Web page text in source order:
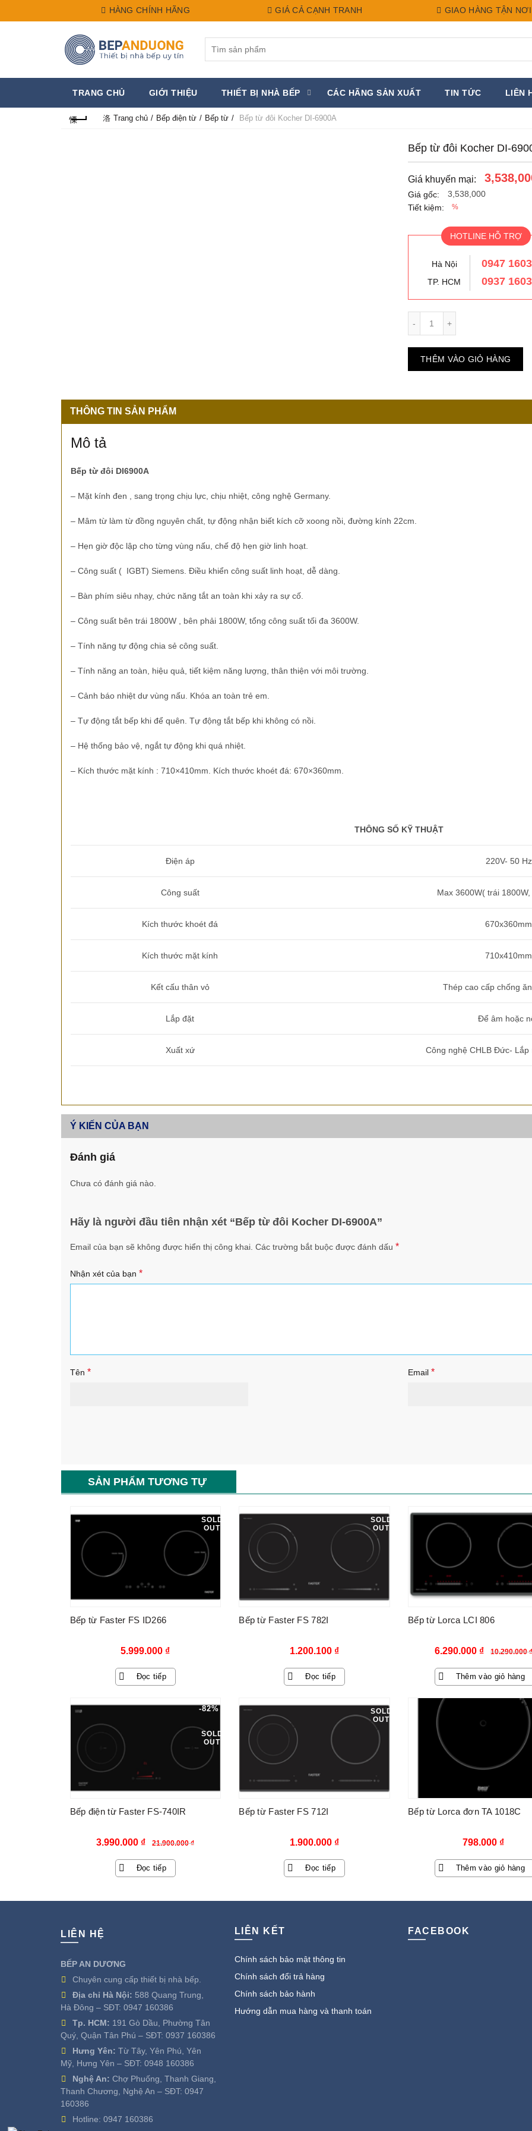
HÀNG CHÍNH HÃNG GIÁ CẢ CẠNH TRANH GIAO HÀNG TẬN NƠI
TRANG CHỦ GIỚI THIỆU THIẾT BỊ NHÀ BẾP CÁC HÃNG SẢN XUẤT TIN TỨC LIÊN
Trang chủ Bếp điện từ Bếp từ Bếp từ đôi Kocher DI-6900A
Bếp từ đôi Kocher DI-
Giá khuyến mại:
Giá gốc:
3,538,000
Tiết kiệm:
%
HOTLINE HỖ TRỢ
Hà Nội 0947
TP. HCM 0937
THÊM VÀO GIỎ HÀNG
THÔNG TIN SẢN PHẨM
Mô tả
Bếp từ đôi DI6900A
– Mặt kính đen , sang trọng chịu lực, chịu nhiệt, công nghệ Germany.
– Mâm từ làm từ đồng nguyên chất, tự động nhận biết kích cỡ xoong nồi, đường kính 22cm.
– Hẹn giờ độc lập cho từng vùng nấu, chế độ hẹn giờ linh hoạt.
– Công suất ( IGBT) Siemens. Điều khiển công suất linh hoạt, dễ dàng.
– Bàn phím siêu nhạy, chức năng tắt an toàn khi xảy ra sự cố.
– Công suất bên trái 1800W , bên phải 1800W, tổng công suất tối đa 3600W.
– Tính năng tự động chia sẻ công suất.
– Tính năng an toàn, hiệu quả, tiết kiệm năng lượng, thân thiện với môi trường.
– Cảnh báo nhiệt dư vùng nấu. Khóa an toàn trẻ em.
– Tự động tắt bếp khi để quên. Tự động tắt bếp khi không có nồi.
– Hệ thống bảo vệ, ngắt tự động khi quá nhiệt.
– Kích thước mặt kính : 710×410mm. Kích thước khoét đá: 670×360mm.
THÔNG SỐ KỸ THUẬT
Điện áp 220V- 50 Hz
Công suất Max 3600W( trái
Kích thước khoét đá 670x360mm
Kích thước mặt kính 710x410mm
Kết cấu thân vỏ Thép cao cấp chống
Lắp đặt Để âm hoặc
Xuất xứ Công nghệ CHLB Đức- Lắp
Ý KIẾN CỦA BẠN
Đánh giá
Chưa có đánh giá nào.
Hãy là người đầu tiên nhận xét “Bếp từ đôi Kocher DI-6900A”
Email của bạn sẽ không được hiển thị công khai. Các trường bắt buộc được đánh dấu *
Nhận xét của bạn *
Tên * Email *
SẢN PHẨM TƯƠNG TỰ
SOLD
OUT
Bếp từ Faster FS ID266
5.999.000 ₫
Đọc tiếp
SOLD
OUT
Bếp từ Faster FS 782I
1.200.100 ₫
Đọc tiếp
Bếp từ Lorca LCI 806
10.290.000₫
Giá
gốc
là:
6.290.000 ₫
Giá
hiện
tại
6.290.000
Thêm vào giỏ hàng
-82%
SOLD
OUT
Bếp điện từ Faster FS-740IR
21.900.000₫
Giá
gốc
là:
21.900.000 ₫.
3.990.000 ₫
Giá
hiện
tại
là:
Đọc tiếp
SOLD
OUT
Bếp từ Faster FS 712I
1.900.000 ₫
Đọc tiếp
Bếp từ Lorca đơn TA 1018C
798.000 ₫
Thêm vào giỏ hàng
LIÊN HỆ
BẾP AN DƯƠNG
Chuyên cung cấp thiết bị nhà bếp.
Địa chỉ Hà Nội: 588 Quang Trung,
Hà Đông – SĐT: 0947 160386
Tp. HCM: 191 Gò Dầu, Phường Tân
Quý, Quận Tân Phú – SĐT: 0937 160386
Hưng Yên: Từ Tây, Yên Phú, Yên
Mỹ, Hưng Yên – SĐT: 0948 160386
Nghệ An: Chợ Phuống, Thanh Giang,
Thanh Chương, Nghệ An – SĐT: 0947
160386
Hotline: 0947 160386
LIÊN KẾT
Chính sách bảo mật thông tin
Chính sách đổi trả hàng
Chính sách bảo hành
Hướng dẫn mua hàng và thanh toán
FACEBOOK